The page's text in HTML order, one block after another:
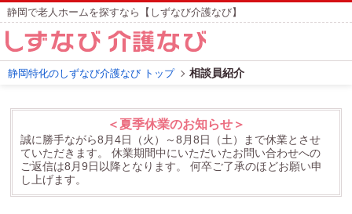
静岡で老人ホームを探すなら【しずなび介護なび】
静岡特化のしずなび介護なび トップ 相談員紹介
＜夏季休業のお知らせ＞
誠に勝手ながら8月4日（火）～8月8日（土）まで休業とさせ
ていただきます。
休業期間中にいただいたお問い合わせへの
ご返信は8月9日以降となります。
何卒ご了承のほどお願い申
し上げます。